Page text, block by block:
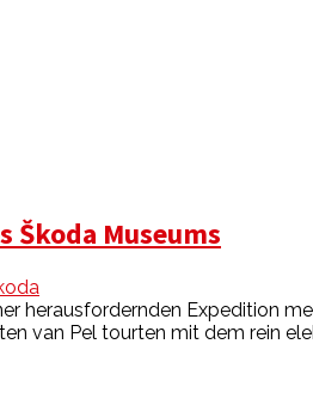
Škoda Museums
herausfordernden Expedition
van Pel tourten mit dem rein